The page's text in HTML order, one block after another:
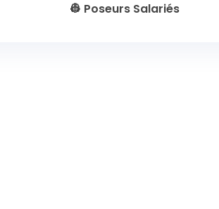
👷 Poseurs Salariés